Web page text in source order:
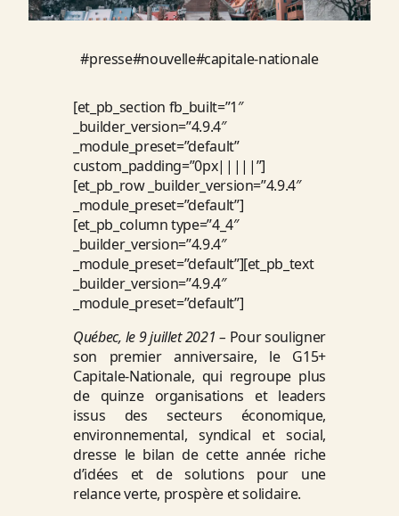
#presse#nouvelle#capitale-nationale
[et_pb_section fb_built=”1″
_builder_version=”4.9.4″
_module_preset=”default”
custom_padding=”0px|||||”]
[et_pb_row _builder_version=”4.9.4″
_module_preset=”default”]
[et_pb_column type=”4_4″
_builder_version=”4.9.4″
_module_preset=”default”][et_pb_text
_builder_version=”4.9.4″
_module_preset=”default”]
Québec, le 9 juillet 2021 – Pour souligner
son premier anniversaire, le G15+
Capitale-Nationale, qui regroupe plus
de quinze organisations et leaders
issus des secteurs économique,
environnemental, syndical et social,
dresse le bilan de cette année riche
d’idées et de solutions pour une
relance verte, prospère et solidaire.